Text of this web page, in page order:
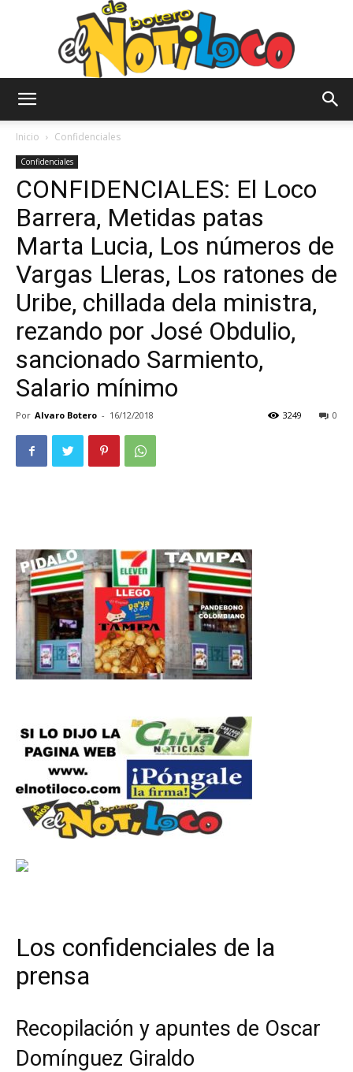
Notiloco
de
Botero
Inicio Confidenciales
Confidenciales
CONFIDENCIALES: El Loco
Barrera, Metidas patas
Marta Lucia, Los números de
Vargas Lleras, Los ratones de
Uribe, chillada dela ministra,
rezando por José Obdulio,
sancionado Sarmiento,
Salario mínimo
Por Alvaro Botero - 16/12/2018 0
3249
Los confidenciales de la
prensa
Recopilación y apuntes de Oscar
Domínguez Giraldo